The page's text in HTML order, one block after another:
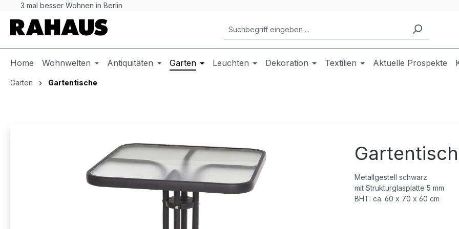
Hauptinhalt springen
Zur Suche springen
Zur Hauptnavigation springen
3 mal besser Wohnen in Berlin
Home Wohnwelten Antiquitäten Garten Leuchten Dekoration Textilien Aktuelle Prospekte
Garten Gartentische
Metallgestell schwarz
mit Strukturglasplatte 5 mm
BHT: ca. 60 x 70 x 60 cm